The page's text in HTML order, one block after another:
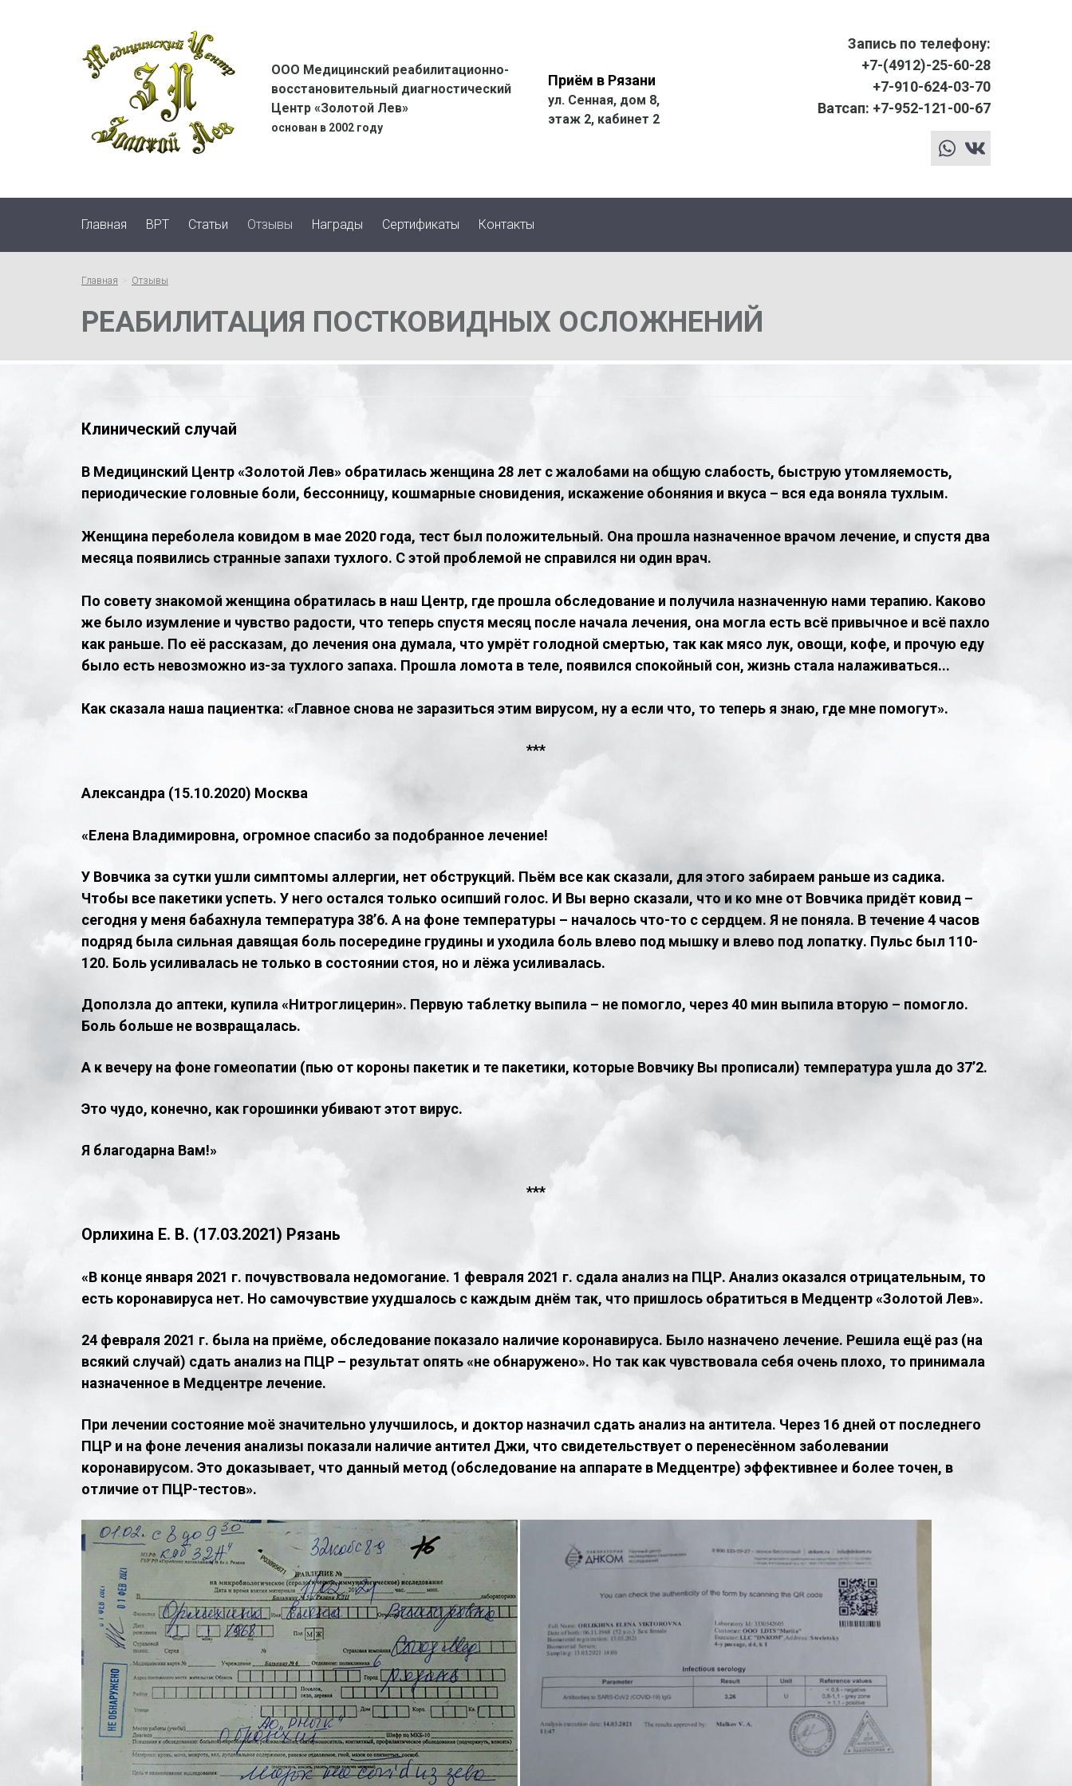
Золотой
Лев
logo
ООО Медицинский реабилитационно-
восстановительный диагностический
Центр «Золотой Лев»
основан в 2002 году
Приём в Рязани
ул. Сенная, дом 8,
этаж 2, кабинет 2
Запись по телефону:
+7-(4912)-25-60-28
+7-910-624-03-70
Ватсап: +7-952-121-00-67
whatsapp
vk
Главная ВРТ Статьи Отзывы Награды Сертификаты Контакты
Главная Отзывы
РЕАБИЛИТАЦИЯ ПОСТКОВИДНЫХ ОСЛОЖНЕНИЙ
Клинический случай
В Медицинский Центр «Золотой Лев» обратилась женщина 28 лет с жалобами на общую слабость, быструю утомляемость,
периодические головные боли, бессонницу, кошмарные сновидения, искажение обоняния и вкуса – вся еда воняла тухлым.
Женщина переболела ковидом в мае 2020 года, тест был положительный. Она прошла назначенное врачом лечение, и спустя два
месяца появились странные запахи тухлого. С этой проблемой не справился ни один врач.
По совету знакомой женщина обратилась в наш Центр, где прошла обследование и получила назначенную нами терапию. Каково
же было изумление и чувство радости, что теперь спустя месяц после начала лечения, она могла есть всё привычное и всё пахло
как раньше. По её рассказам, до лечения она думала, что умрёт голодной смертью, так как мясо лук, овощи, кофе, и прочую еду
было есть невозможно из-за тухлого запаха. Прошла ломота в теле, появился спокойный сон, жизнь стала налаживаться...
Как сказала наша пациентка: «Главное снова не заразиться этим вирусом, ну а если что, то теперь я знаю, где мне помогут».
​***
Александра (15.10.2020) Москва
​«Елена Владимировна, огромное спасибо за подобранное лечение!
У Вовчика за сутки ушли симптомы аллергии, нет обструкций. Пьём все как сказали, для этого забираем раньше из садика.
Чтобы все пакетики успеть. У него остался только осипший голос. И Вы верно сказали, что и ко мне от Вовчика придёт ковид –
сегодня у меня бабахнула температура 38’6. А на фоне температуры – началось что-то с сердцем. Я не поняла. В течение 4 часов
подряд была сильная давящая боль посередине грудины и уходила боль влево под мышку и влево под лопатку. Пульс был 110-
120. Боль усиливалась не только в состоянии стоя, но и лёжа усиливалась.
Доползла до аптеки, купила «Нитроглицерин». Первую таблетку выпила – не помогло, через 40 мин выпила вторую – помогло.
Боль больше не возвращалась.
А к вечеру на фоне гомеопатии (пью от короны пакетик и те пакетики, которые Вовчику Вы прописали) температура ушла до 37’2.
Это чудо, конечно, как горошинки убивают этот вирус.
Я благодарна Вам!»
​***
Орлихина Е. В. (17.03.2021) Рязань
«В конце января 2021 г. почувствовала недомогание. 1 февраля 2021 г. сдала анализ на ПЦР. Анализ оказался отрицательным, то
есть коронавируса нет. Но самочувствие ухудшалось с каждым днём так, что пришлось обратиться в Медцентр «Золотой Лев».
24 февраля 2021 г. была на приёме, обследование показало наличие коронавируса. Было назначено лечение. Решила ещё раз (на
всякий случай) сдать анализ на ПЦР – результат опять «не обнаружено». Но так как чувствовала себя очень плохо, то принимала
назначенное в Медцентре лечение.
При лечении состояние моё значительно улучшилось, и доктор назначил сдать анализ на антитела. Через 16 дней от последнего
ПЦР и на фоне лечения анализы показали наличие антител Джи, что свидетельствует о перенесённом заболевании
коронавирусом. Это доказывает, что данный метод (обследование на аппарате в Медцентре) эффективнее и более точен, в
отличие от ПЦР-тестов».